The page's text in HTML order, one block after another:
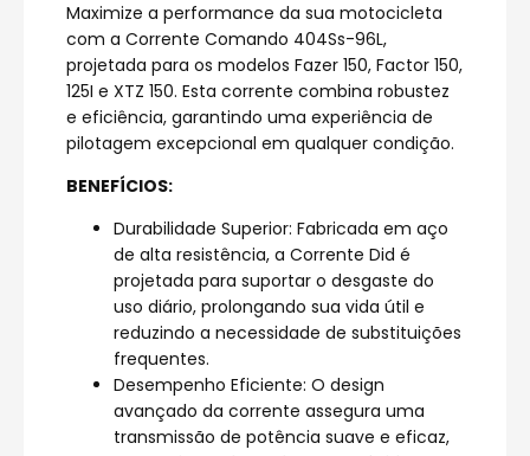
Maximize a performance da sua motocicleta
com a Corrente Comando 404Ss-96L,
projetada para os modelos Fazer 150, Factor 150,
125I e XTZ 150. Esta corrente combina robustez
e eficiência, garantindo uma experiência de
pilotagem excepcional em qualquer condição.
BENEFÍCIOS:
Durabilidade Superior: Fabricada em aço
de alta resistência, a Corrente Did é
projetada para suportar o desgaste do
uso diário, prolongando sua vida útil e
reduzindo a necessidade de substituições
frequentes.
Desempenho Eficiente: O design
avançado da corrente assegura uma
transmissão de potência suave e eficaz,